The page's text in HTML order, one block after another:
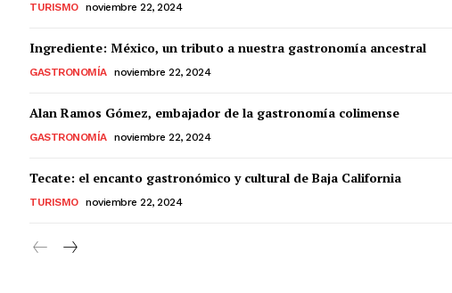
TURISMO noviembre 22, 2024
Ingrediente: México, un tributo a nuestra gastronomía ancestral
GASTRONOMÍA noviembre 22, 2024
Alan Ramos Gómez, embajador de la gastronomía colimense
GASTRONOMÍA noviembre 22, 2024
Tecate: el encanto gastronómico y cultural de Baja California
TURISMO noviembre 22, 2024